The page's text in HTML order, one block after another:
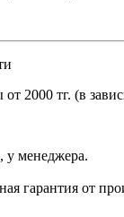
2000 тг. (в
у менеджера.
гарантия от